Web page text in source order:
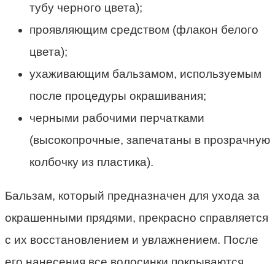
тубу черного цвета);
проявляющим средством (флакон белого
цвета);
ухаживающим бальзамом, используемым
после процедуры окрашивания;
черными рабочими перчатками
(высокопрочные, запечатаны в прозрачную
колбочку из пластика).
Бальзам, который предназначен для ухода за
окрашенными прядями, прекрасно справляется
с их восстановлением и увлажнением. После